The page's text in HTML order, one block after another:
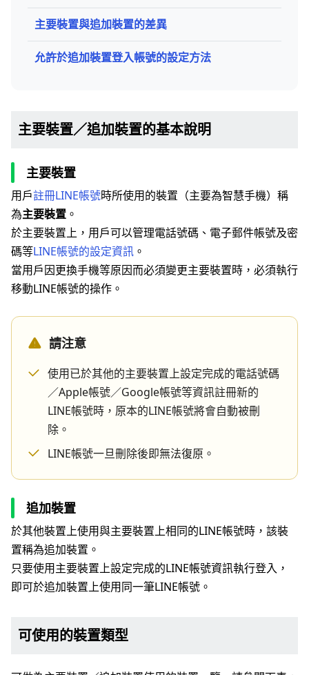
主要裝置與追加裝置的差異
允許於追加裝置登入帳號的設定方法
主要裝置／追加裝置的基本說明
主要裝置
用戶註冊LINE帳號時所使用的裝置（主要為智慧手機）稱
為主要裝置 。
於主要裝置上，用戶可以管理電話號碼、電子郵件帳號及密
碼等LINE帳號的設定資訊 。
當用戶因更換手機等原因而必須變更主要裝置時，必須執行
移動LINE帳號的操作。
請注意
使用已於其他的主要裝置上設定完成的電話號碼
／Apple帳號／Google帳號等資訊註冊新的
LINE帳號時，原本的LINE帳號將會自動被刪
除。
LINE帳號一旦刪除後即無法復原。
追加裝置
於其他裝置上使用與主要裝置上相同的LINE帳號時，該裝
置稱為追加裝置。
只要使用主要裝置上設定完成的LINE帳號資訊執行登入，
即可於追加裝置上使用同一筆LINE帳號。
可使用的裝置類型